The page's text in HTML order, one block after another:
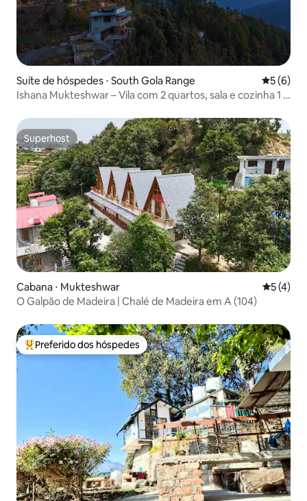
Suíte de hóspedes ⋅ South Gola Range 5 de
5 (6)
Ishana Mukteshwar – Vila com 2 quartos, sala e cozinha 1 |
Superhost
Superhost
Cabana ⋅ Mukteshwar 5 de
5 (4)
O Galpão de Madeira | Chalé de Madeira em A (104)
Entre os melhores preferidos dos hóspedes
Preferido dos hóspedes